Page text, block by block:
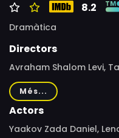
8.2
Dramàtica
Directors
Avraham Shalom Levi,
Einat Zilber Damari
Més...
Actors
Yaakov Zada Daniel,